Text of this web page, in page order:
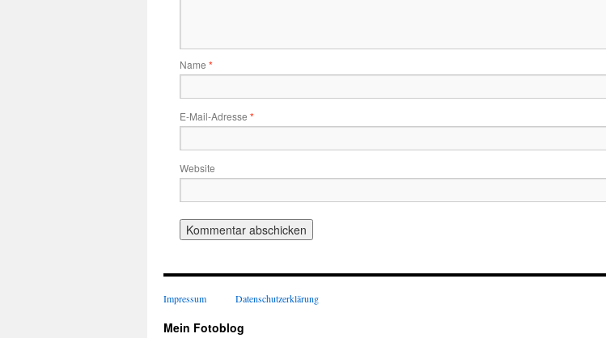
Name *
E-Mail-Adresse *
Website
Impressum Datenschutzerklärung
Mein Fotoblog